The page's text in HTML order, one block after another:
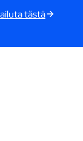
tästä